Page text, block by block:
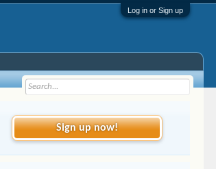
Log in or Sign up
Sign up now!